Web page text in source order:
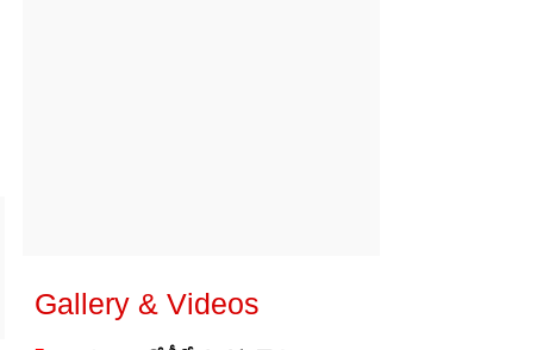
Gallery & Videos